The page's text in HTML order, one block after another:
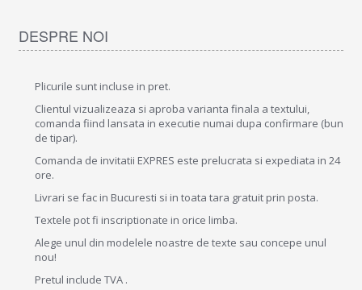
DESPRE NOI
Plicurile sunt incluse in pret.
Clientul vizualizeaza si aproba varianta finala a textului,
comanda fiind lansata in executie numai dupa confirmare (bun
de tipar).
Comanda de invitatii EXPRES este prelucrata si expediata in 24
ore.
Livrari se fac in Bucuresti si in toata tara gratuit prin posta.
Textele pot fi inscriptionate in orice limba.
Alege unul din modelele noastre de texte sau concepe unul
nou!
Pretul include TVA .